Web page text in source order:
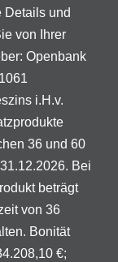
Details und
von Ihrer
Openbank
i.H.v.
36 und 60
Bei
beträgt
von 36
Bonität
€;